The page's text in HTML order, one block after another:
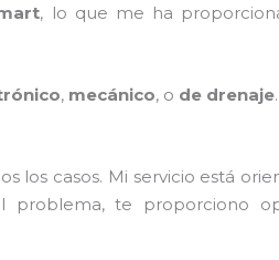
, lo que me ha
, mecánico, o de drenaje.
los casos. Mi servicio está
problema, te proporciono